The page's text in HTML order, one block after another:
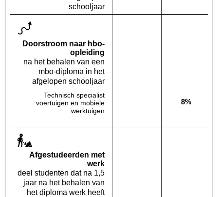
schooljaar
Doorstroom naar hbo-
opleiding
na het behalen van een
mbo-diploma in het
afgelopen schooljaar
Technisch specialist
voertuigen en mobiele
werktuigen
Deze opleiding:
Geen waarde bekendLandelijk
8%
Af­gestudeerden met
werk
deel studenten dat na 1,5
jaar na het behalen van
het diploma werk heeft